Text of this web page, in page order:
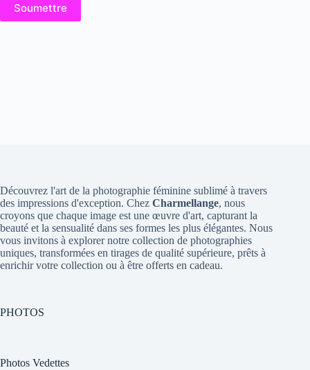
Soumettre
Découvrez l'art de la photographie féminine sublimé à travers
des impressions d'exception. Chez Charmellange, nous
croyons que chaque image est une œuvre d'art, capturant la
beauté et la sensualité dans ses formes les plus élégantes. Nous
vous invitons à explorer notre collection de photographies
uniques, transformées en tirages de qualité supérieure, prêts à
enrichir votre collection ou à être offerts en cadeau.
PHOTOS
Photos Vedettes